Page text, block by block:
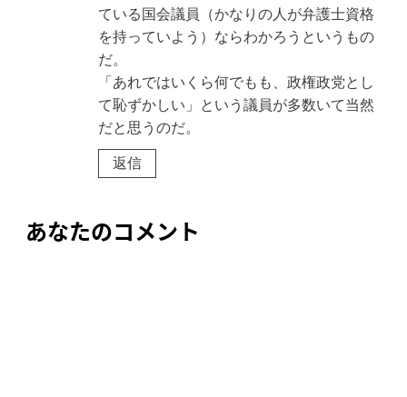
ている国会議員（かなりの人が弁護士資格
を持っていよう）ならわかろうというもの
だ。
「あれではいくら何でもも、政権政党とし
て恥ずかしい」という議員が多数いて当然
だと思うのだ。
返信
あなたのコメント